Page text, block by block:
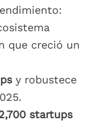
que creció un
y robustece
startups